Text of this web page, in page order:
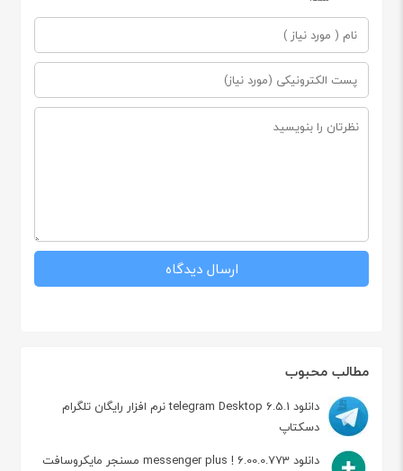
مطالب محبوب
دانلود telegram Desktop 6.5.1 نرم افزار رایگان تلگرام
دسکتاپ
دانلود messenger plus ! 6.00.0.773 مسنجر مایکروسافت